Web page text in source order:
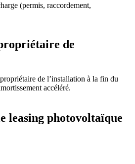
(permis, raccordement,
de
de l’installation à la fin du
accéléré.
leasing photovoltaïque